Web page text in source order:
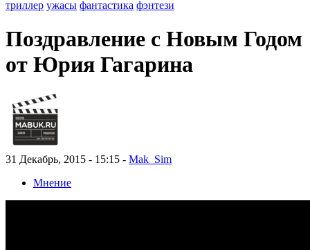
триллер ужасы фантастика фэнтези
Поздравление с Новым Годом
от Юрия Гагарина
31 Декабрь, 2015 - 15:15 - Mak_Sim
Мнение